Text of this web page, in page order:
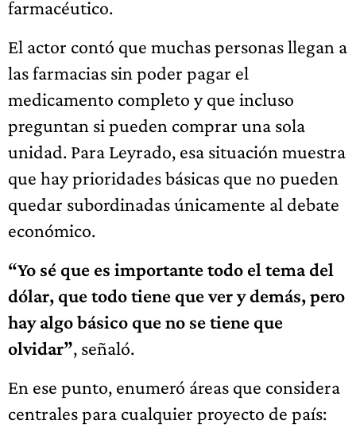
farmacéutico.
El actor contó que muchas personas llegan a
las farmacias sin poder pagar el
medicamento completo y que incluso
preguntan si pueden comprar una sola
unidad. Para Leyrado, esa situación muestra
que hay prioridades básicas que no pueden
quedar subordinadas únicamente al debate
económico.
“Yo sé que es importante todo el tema del
dólar, que todo tiene que ver y demás, pero
hay algo básico que no se tiene que
olvidar”, señaló.
En ese punto, enumeró áreas que considera
centrales para cualquier proyecto de país: